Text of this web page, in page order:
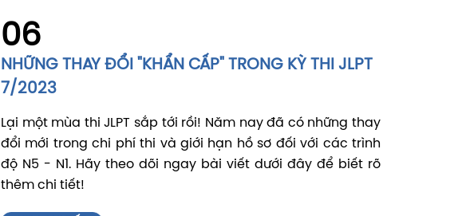
06
NHỮNG THAY ĐỔI "KHẨN CẤP" TRONG KỲ THI JLPT
7/2023
Lại một mùa thi JLPT sắp tới rồi! Năm nay đã có những thay
đổi mới trong chi phí thi và giới hạn hồ sơ đối với các trình
độ N5 - N1. Hãy theo dõi ngay bài viết dưới đây để biết rõ
thêm chi tiết!